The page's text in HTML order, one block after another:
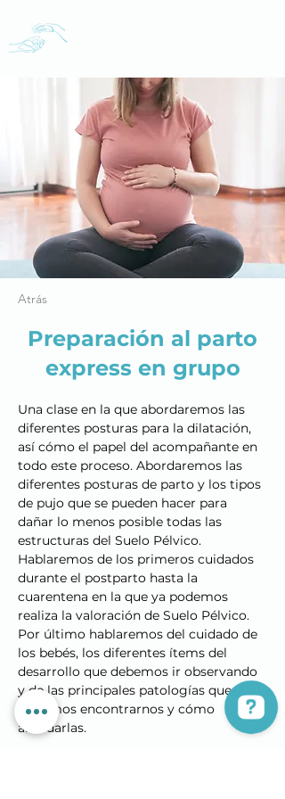
Atrás
Preparación al parto
express en grupo
Una clase en la que abordaremos las
diferentes posturas para la dilatación,
así cómo el papel del acompañante en
todo este proceso. Abordaremos las
diferentes posturas de parto y los tipos
de pujo que se pueden hacer para
dañar lo menos posible todas las
estructuras del Suelo Pélvico.
Hablaremos de los primeros cuidados
durante el postparto hasta la
cuarentena en la que ya podemos
realiza la valoración de Suelo Pélvico.
Por último hablaremos del cuidado de
los bebés, los diferentes ítems del
desarrollo que debemos ir observando
y de las principales patologías que
podemos encontrarnos y cómo
abordarlas.